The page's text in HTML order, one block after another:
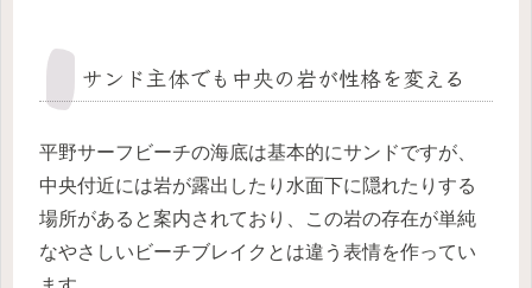
サンド主体でも中央の岩が性格を変える
平野サーフビーチの海底は基本的にサンドですが、
中央付近には岩が露出したり水面下に隠れたりする
場所があると案内されており、この岩の存在が単純
なやさしいビーチブレイクとは違う表情を作ってい